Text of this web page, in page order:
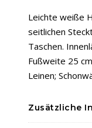
Leichte weiße
seitlichen
Taschen.
Fußweite 25
Leinen;
Zusätzliche